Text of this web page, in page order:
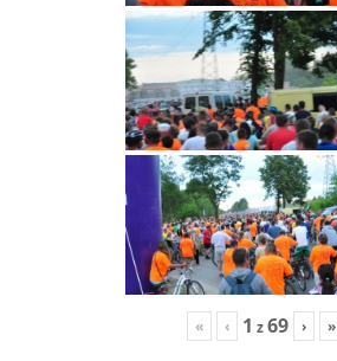
« ‹ 1 z69 › »